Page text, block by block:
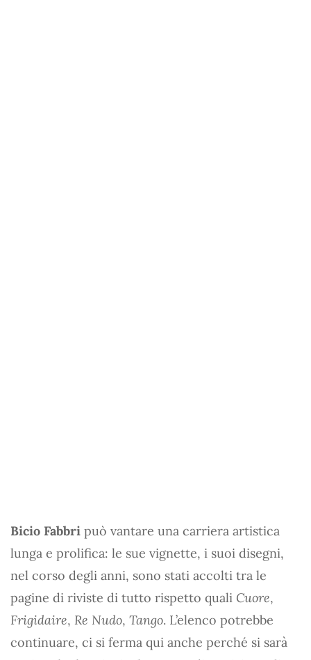
Bicio Fabbri può vantare una carriera artistica
lunga e prolifica: le sue vignette, i suoi disegni,
nel corso degli anni, sono stati accolti tra le
pagine di riviste di tutto rispetto quali Cuore,
Frigidaire, Re Nudo, Tango. L’elenco potrebbe
continuare, ci si ferma qui anche perché si sarà